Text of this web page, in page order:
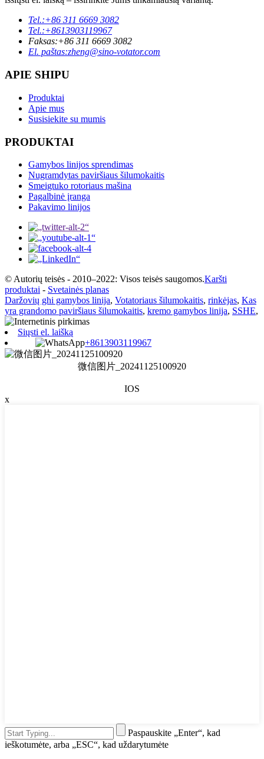
Tel.:+86 311 6669 3082
Tel.:+8613903119967
Faksas:+86 311 6669 3082
El. paštas:zheng@sino-votator.com
APIE SHIPU
Produktai
Apie mus
Susisiekite su mumis
PRODUKTAI
Gamybos linijos sprendimas
Nugramdytas paviršiaus šilumokaitis
Smeigtuko rotoriaus mašina
Pagalbinė įranga
Pakavimo linijos
© Autorių teisės - 2010–2022: Visos teisės saugomos.Karšti
produktai - Svetainės planas
Daržovių ghi gamybos linija, Votatoriaus šilumokaitis, rinkėjas, Kas
yra grandomo paviršiaus šilumokaitis, kremo gamybos linija, SSHE,
Siųsti el. laišką
+8613903119967
微信图片_20241125100920
IOS
x
Paspauskite „Enter“, kad
ieškotumėte, arba „ESC“, kad uždarytumėte